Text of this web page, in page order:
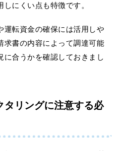
にくい点も特徴です。
運転資金の確保には活用しや
求書の内容によって調達可能
に合うかを確認しておきまし
タリングに注意する必